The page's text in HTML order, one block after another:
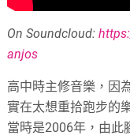
On Soundcloud:
anjos
高中時主修音樂，因
實在太想重拾跑步的
當時是2006年，由此